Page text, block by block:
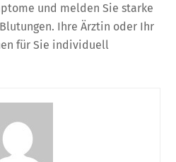
und melden Sie starke
Ihre Ärztin oder Ihr
für Sie individuell